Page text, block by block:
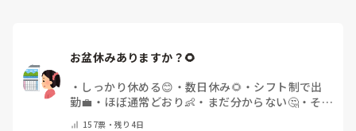
お盆休みありますか？🌻
・ しっかり休める😊 ・ 数日休み🌻 ・ シフト制で出
勤💼 ・ ほぼ通常どおり👶 ・ まだ分からない🤔・ その
157票・残り4日